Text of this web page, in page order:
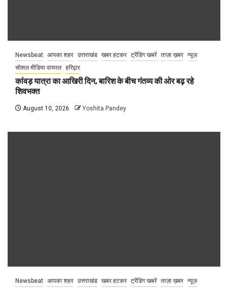
Newsbeat आपका शहर उत्तराखंड खबर हटकर ट्रेंडिंग खबरें ताज़ा ख़बर न्यूज़
सोशल मीडिया वायरल हरिद्वार
कांवड़ यात्रा का आखिरी दिन, बारिश के बीच गंतव्य की ओर बढ़ रहे
शिवभक्त
August 10, 2026 Yoshita Pandey
Newsbeat आपका शहर उत्तराखंड खबर हटकर ट्रेंडिंग खबरें ताज़ा ख़बर न्यूज़